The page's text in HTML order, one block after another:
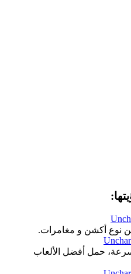
نوع أكشن و مغامرات.
حمل أفضل الألعاب